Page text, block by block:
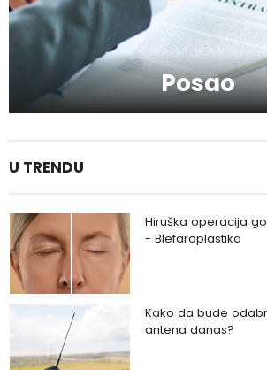
Posao
U TRENDU
Kako da serumom
Hiruška operacija
- Blefaroplastika
Kako da bude
antena danas?